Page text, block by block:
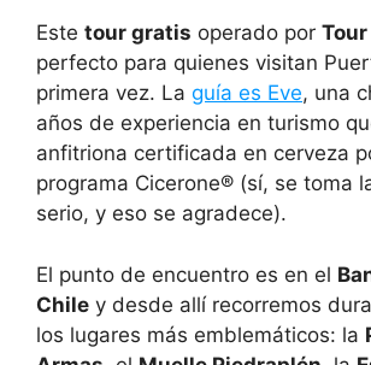
Este tour gratis operado por
perfecto para quienes visitan
primera vez. La guía es Eve, una
años de experiencia en turismo
anfitriona certificada en cerveza
programa Cicerone® (sí, se toma
serio, y eso se agradece).
El punto de encuentro es en el
Chile y desde allí recorremos
los lugares más emblemáticos: la